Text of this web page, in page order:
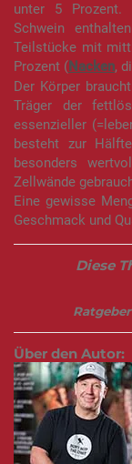
unter 5 Prozent.
Schwein
Teilstücke mit
Prozent (Nacken,
Der Körper
Träger der
essenzieller
besteht zur
besonders
Zellwände
Eine gewisse
Geschmack und
Diese
Über den Autor: